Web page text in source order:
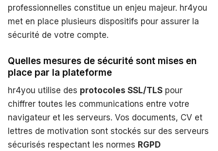
professionnelles constitue un enjeu majeur. hr4you
met en place plusieurs dispositifs pour assurer la
sécurité de votre compte.
Quelles mesures de sécurité sont mises en
place par la plateforme
hr4you utilise des protocoles SSL/TLS pour
chiffrer toutes les communications entre votre
navigateur et les serveurs. Vos documents, CV et
lettres de motivation sont stockés sur des serveurs
sécurisés respectant les normes RGPD